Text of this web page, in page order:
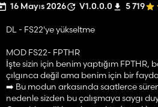
16 Mayıs 2026 V1.0.0.0 5 719
DL - FS22'ye yükseltme
MOD FS22- FPTHR
İşte sizin için benim yaptığım FPTHR,
çılgınca değil ama benim için bir
➡️ Bu modun arkasında saatlerce
nedenle sizden bu çalışmaya saygı